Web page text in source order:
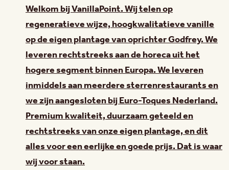
Welkom bij VanillaPoint. Wij telen op
regeneratieve wijze, hoogkwalitatieve vanille
op de eigen plantage van oprichter Godfrey. We
leveren rechtstreeks aan de horeca uit het
hogere segment binnen Europa. We leveren
inmiddels aan meerdere sterrenrestaurants en
we zijn aangesloten bij Euro-Toques Nederland.
Premium kwaliteit, duurzaam geteeld en
rechtstreeks van onze eigen plantage, en dit
alles voor een eerlijke en goede prijs. Dat is waar
wij voor staan.